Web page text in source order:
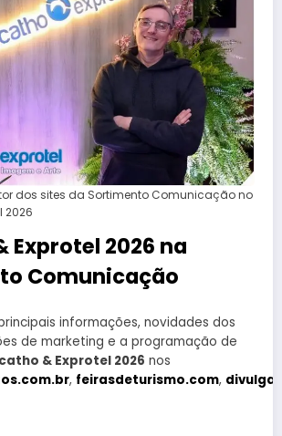
dos sites da Sortimento Comunicação no
2026
Exprotel 2026 na
Comunicação
informações, novidades dos
de marketing e a programação de
& Exprotel 2026 nos
, feirasdeturismo.com,